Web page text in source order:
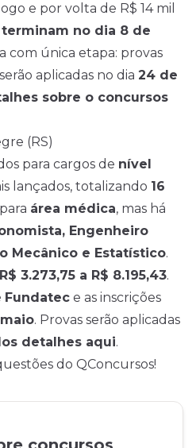
e por volta de R$ 14 mil
terminam no dia 8 de
com única etapa: provas
aplicadas no dia 24 de
sobre o concursos
(RS)
para cargos de nível
lançados, totalizando 16
área médica, mas há
Engenheiro
Mecânico e Estatístico.
R$ 3.273,75 a R$ 8.195,43.
Fundatec e as inscrições
. Provas serão aplicadas
detalhes aqui.
do QConcursos!